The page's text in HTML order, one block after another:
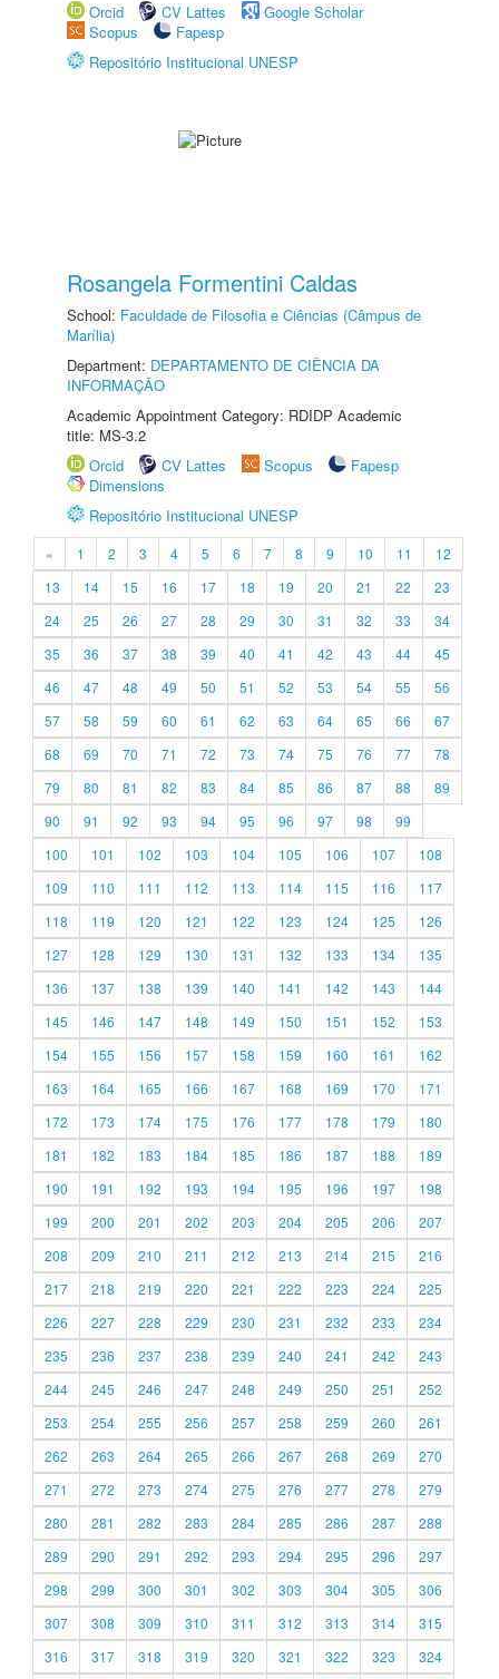
Orcid
CV Lattes
Google Scholar
Scopus
Fapesp
Repositório Institucional UNESP
Rosangela Formentini Caldas
School: Faculdade de Filosofia e Ciências (Câmpus de
Marília)
Department: DEPARTAMENTO DE CIÊNCIA DA
INFORMAÇÃO
Academic Appointment Category: RDIDP Academic
title: MS-3.2
Orcid
CV Lattes Scopus
Fapesp
Dimensions
Repositório Institucional UNESP
« 1 2 3 4 5 6 7 8 9 10 11
12
13
14 15 16 17 18 19 20 21 22
23
24
25 26 27 28 29 30 31 32 33
34
35
36 37 38 39 40 41 42 43 44
45
46
47 48 49 50 51 52 53 54 55
56
57
58 59 60 61 62 63 64 65 66
67
68
69 70 71 72 73 74 75 76 77
78
79
80 81 82 83 84 85 86 87 88
89
90
91 92 93 94 95 96 97 98
99
100
101 102 103 104 105 106 107
108
109
110 111 112 113 114 115 116
117
118
119 120 121 122 123 124 125
126
127
128 129 130 131 132 133 134
135
136
137 138 139 140 141 142 143
144
145
146 147 148 149 150 151 152
153
154
155 156 157 158 159 160 161
162
163
164 165 166 167 168 169 170
171
172
173 174 175 176 177 178 179
180
181
182 183 184 185 186 187 188
189
190
191 192 193 194 195 196 197
198
199
200 201 202 203 204 205 206
207
208
209 210 211 212 213 214 215
216
217
218 219 220 221 222 223 224
225
226
227 228 229 230 231 232 233
234
235
236 237 238 239 240 241 242
243
244
245 246 247 248 249 250 251
252
253
254 255 256 257 258 259 260
261
262
263 264 265 266 267 268 269
270
271
272 273 274 275 276 277 278
279
280
281 282 283 284 285 286 287
288
289
290 291 292 293 294 295 296
297
298
299 300 301 302 303 304 305
306
307
308 309 310 311 312 313 314
315
316
317 318 319 320 321 322 323 324